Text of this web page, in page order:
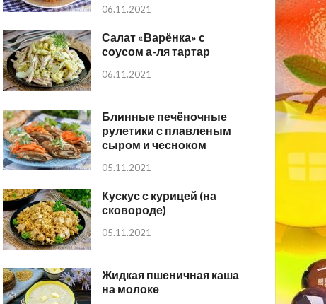
06.11.2021
Салат «Варёнка» с
соусом а-ля тартар
06.11.2021
Блинные печёночные
рулетики с плавленым
сыром и чесноком
05.11.2021
Кускус с курицей (на
сковороде)
05.11.2021
Жидкая пшеничная каша
на молоке